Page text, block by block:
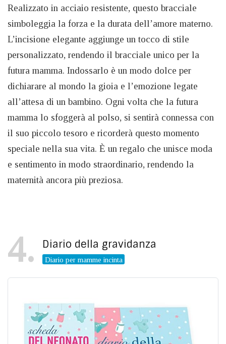
Realizzato in acciaio resistente, questo bracciale
simboleggia la forza e la durata dell’amore materno.
L’incisione elegante aggiunge un tocco di stile
personalizzato, rendendo il bracciale unico per la
futura mamma. Indossarlo è un modo dolce per
dichiarare al mondo la gioia e l’emozione legate
all’attesa di un bambino. Ogni volta che la futura
mamma lo sfoggerà al polso, si sentirà connessa con
il suo piccolo tesoro e ricorderà questo momento
speciale nella sua vita. È un regalo che unisce moda
e sentimento in modo straordinario, rendendo la
maternità ancora più preziosa.
4 Diario della gravidanza
Diario per mamme incinta